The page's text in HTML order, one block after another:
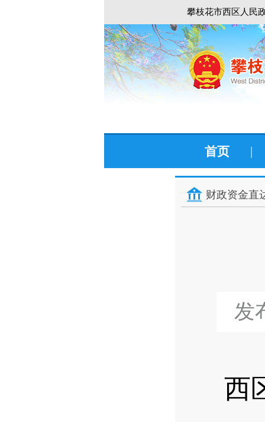
攀枝花市西区人民
首页 |
财政资金直
发
西